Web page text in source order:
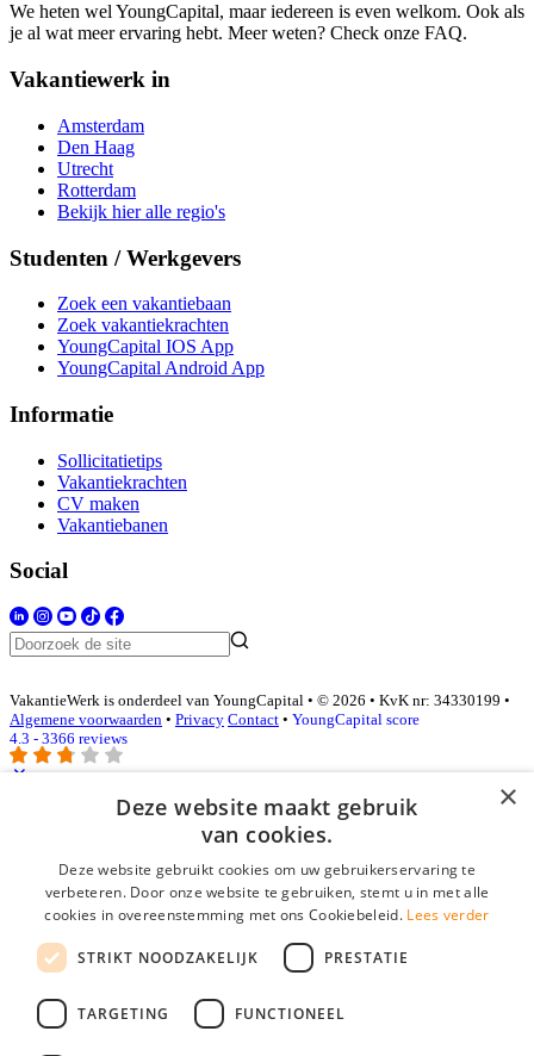
We heten wel YoungCapital, maar iedereen is even welkom. Ook als
je al wat meer ervaring hebt. Meer weten? Check onze FAQ.
Vakantiewerk in
Amsterdam
Den Haag
Utrecht
Rotterdam
Bekijk hier alle regio's
Studenten / Werkgevers
Zoek een vakantiebaan
Zoek vakantiekrachten
YoungCapital IOS App
YoungCapital Android App
Informatie
Sollicitatietips
Vakantiekrachten
CV maken
Vakantiebanen
Social
VakantieWerk is onderdeel van YoungCapital • © 2026 • KvK nr: 34330199 •
Algemene voorwaarden • Privacy Contact • YoungCapital score
4.3 - 3366 reviews
Inloggen als bedrijf
E-mail*
Wachtwoord
login gegevens onthouden
login
×
Deze website maakt gebruik
van cookies.
Deze website gebruikt cookies om uw gebruikerservaring te
verbeteren. Door onze website te gebruiken, stemt u in met alle
cookies in overeenstemming met ons Cookiebeleid. Lees verder
STRIKT NOODZAKELIJK PRESTATIE
TARGETING FUNCTIONEEL